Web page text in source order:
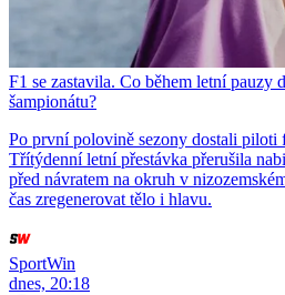
F1 se zastavila. Co během letní pauzy
šampionátu?
Po první polovině sezony dostali piloti
Třítýdenní letní přestávka přerušila
před návratem na okruh v
čas zregenerovat tělo i hlavu.
SportWin
dnes, 20:18